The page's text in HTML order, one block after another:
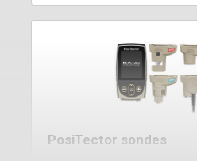
PosiTector sondes